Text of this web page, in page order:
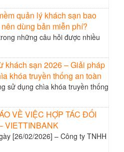
quản lý khách sạn bao
dùng bản miễn phí?
những câu hỏi được nhiều
khách sạn 2026 – Giải pháp
khóa truyền thống an toàn
sử dụng chìa khóa truyền thống
VỀ VIỆC HỢP TÁC ĐỐI
VIETTINBANK
[26/02/2026] – Công ty TNHH